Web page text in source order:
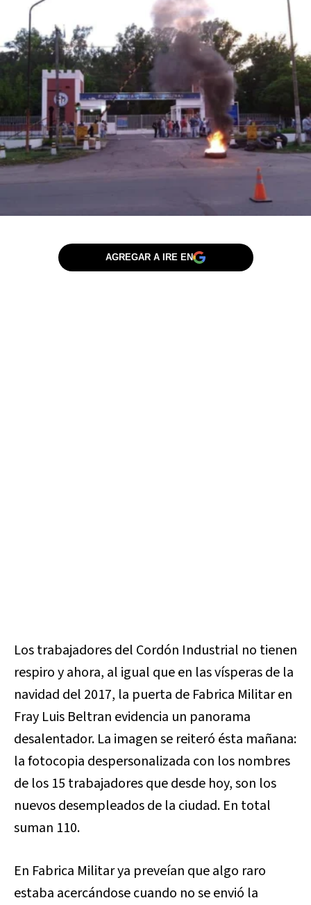
AGREGAR A IRE EN
Los trabajadores del Cordón Industrial no tienen
respiro y ahora, al igual que en las vísperas de la
navidad del 2017, la puerta de Fabrica Militar en
Fray Luis Beltran evidencia un panorama
desalentador. La imagen se reiteró ésta mañana:
la fotocopia despersonalizada con los nombres
de los 15 trabajadores que desde hoy, son los
nuevos desempleados de la ciudad. En total
suman 110.
En Fabrica Militar ya preveían que algo raro
estaba acercándose cuando no se envió la